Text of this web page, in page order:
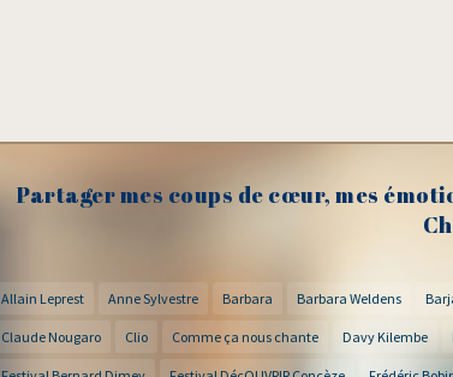
Partager mes coups de cœur, mes
Allain Leprest Anne Sylvestre Barbara Barbara Weldens
Claude Nougaro Clio Comme ça nous chante Davy Kilembe